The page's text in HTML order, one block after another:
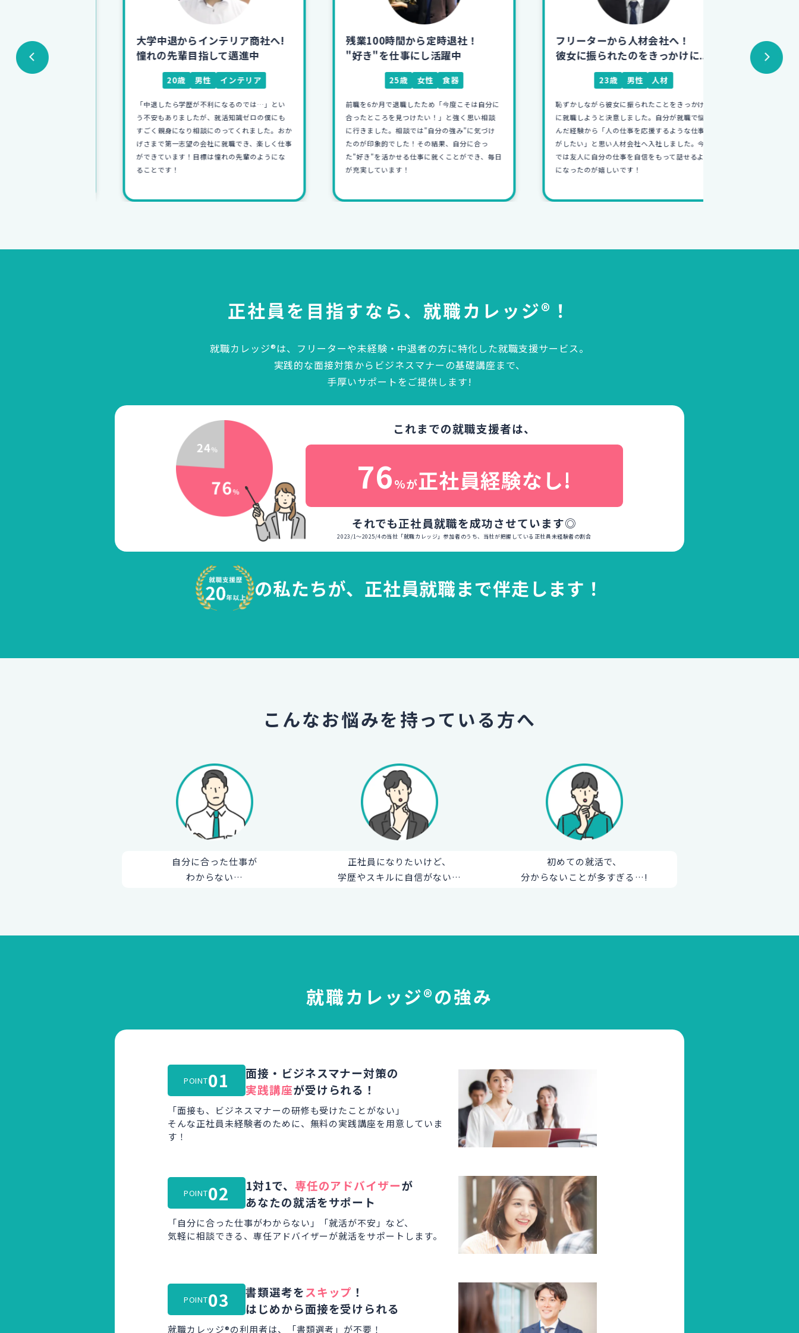
退職から
！
大学中退からインテリア商社へ!
憧れの先輩目指して邁進中
男性 インテリア
「中退したら学歴が不利になるのでは…」とい
う不安もありましたが、就活知識ゼロの僕にも
すごく親身になり相談にのってくれました。おか
げさまで第一志望の会社に就職でき、楽しく仕事
ができています！目標は憧れの先輩のようにな
ることです！
残業100時間から定時退社！
"好き"を仕事にし活躍中
女性 食器
前職を6か月で退職したため「今度こそは自分に
合ったところを見つけたい！」と強く思い相談
に行きました。相談では"自分の強み"に気づけ
たのが印象的でした！その結果、自分に合っ
た"好き"を活かせる仕事に就くことができ、毎日
が充実しています！
フリーターから人材会社へ！
彼女に振られたのをきっかけに...
男性 人材
恥ずかしながら彼女に振られたことをきっかけ
に就職しようと決意しました。自分が就職で悩
んだ経験から「人の仕事を応援するような仕事
がしたい」と思い人材会社へ入社しました。今
では友人に自分の仕事を自信をもって話せるよう
になったのが嬉しいです！
フリータ
初めての
正社員を目指すなら、就職カレッジ®！
就職カレッジ®は、フリーターや未経験・中退者の方に特化した就職支援サービス。
実践的な面接対策からビジネスマナーの基礎講座まで、
手厚いサポートをご提供します!
これまでの就職支援者は、
76%が正社員経験なし!
それでも正社員就職を成功させています◎
2023/1～2025/4の当社「就職カレッジ」参加者のうち、当社が把握している正社員未経験者の割合
の私たちが、 正社員就職まで伴走します！
こんなお悩みを持っている方へ
自分に合った仕事が
わからない…
正社員になりたいけど、
学歴やスキルに自信がない…
初めての就活で、
分からないことが多すぎる…!
就職カレッジ®の強み
POINT01
面接・ビジネスマナー対策の
実践講座が受けられる！
「面接も、ビジネスマナーの研修も受けたことがない」
そんな正社員未経験者のために、無料の実践講座を用意していま
す！
POINT02 1対1で、 専任のアドバイザーが
あなたの就活をサポート
「自分に合った仕事がわからない」「就活が不安」など、
気軽に相談できる、専任アドバイザーが就活をサポートします。
POINT03 書類選考をスキップ ！
はじめから面接を受けられる
就職カレッジ®の利用者は、「書類選考」が不要！